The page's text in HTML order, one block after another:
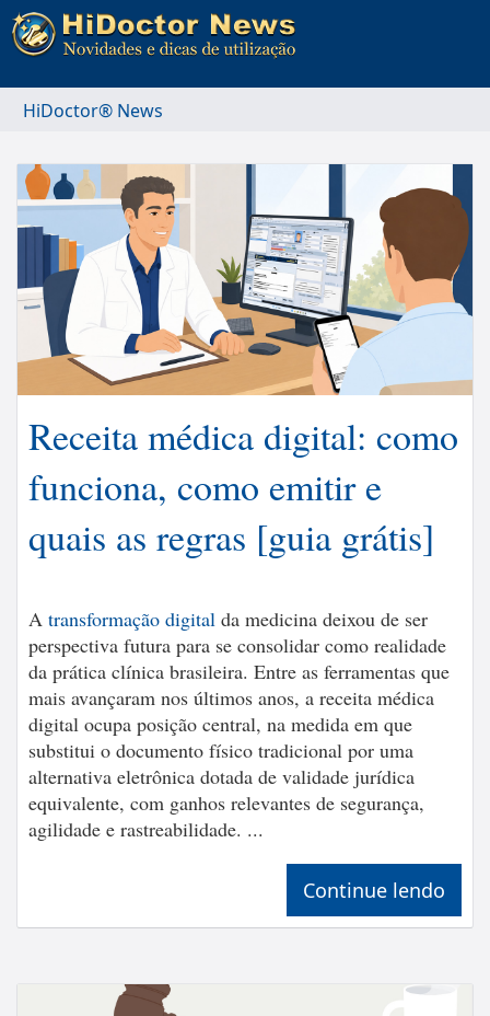
HiDoctor® News
Receita médica digital: como
funciona, como emitir e
quais as regras [guia grátis]
A transformação digital da medicina deixou de ser
perspectiva futura para se consolidar como realidade
da prática clínica brasileira. Entre as ferramentas que
mais avançaram nos últimos anos, a receita médica
digital ocupa posição central, na medida em que
substitui o documento físico tradicional por uma
alternativa eletrônica dotada de validade jurídica
equivalente, com ganhos relevantes de segurança,
agilidade e rastreabilidade. ...
Continue lendo